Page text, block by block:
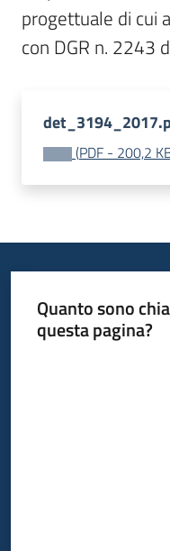
Atti
Bandi
Piani
Programmi
Progetti
Fondo
europeo
Plus
progettuale di cui
con DGR n.
(PDF - 200,2
Quanto sono
questa pagina?